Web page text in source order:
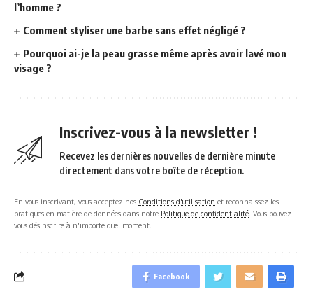
l’homme ?
Comment styliser une barbe sans effet négligé ?
Pourquoi ai-je la peau grasse même après avoir lavé mon
visage ?
Inscrivez-vous à la newsletter !
Recevez les dernières nouvelles de dernière minute
directement dans votre boîte de réception.
En vous inscrivant, vous acceptez nos Conditions d'utilisation et reconnaissez les
pratiques en matière de données dans notre Politique de confidentialité . Vous pouvez
vous désinscrire à n'importe quel moment.
Facebook